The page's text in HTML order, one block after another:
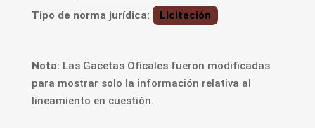
Tipo de norma jurídica: Licitación
Nota: Las Gacetas Oficales fueron modificadas
para mostrar solo la información relativa al
lineamiento en cuestión.